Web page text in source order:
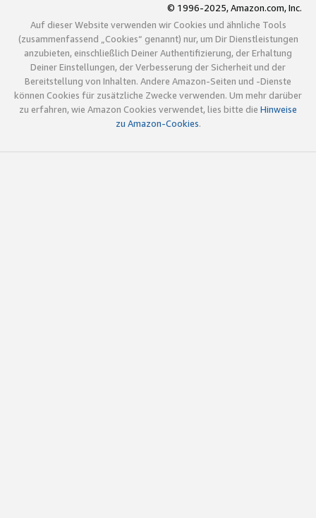
© 1996-2025, Amazon.com, Inc.
Auf dieser Website verwenden wir Cookies und ähnliche Tools
(zusammenfassend „Cookies“ genannt) nur, um Dir Dienstleistungen
anzubieten, einschließlich Deiner Authentifizierung, der Erhaltung
Deiner Einstellungen, der Verbesserung der Sicherheit und der
Bereitstellung von Inhalten. Andere Amazon-Seiten und -Dienste
können Cookies für zusätzliche Zwecke verwenden. Um mehr darüber
zu erfahren, wie Amazon Cookies verwendet, lies bitte die Hinweise
zu Amazon-Cookies.